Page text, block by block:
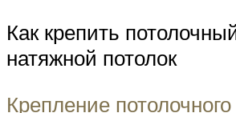
Как крепить
натяжной потолок
Крепление